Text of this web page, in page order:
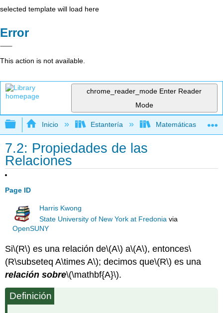
selected template will load here
Error
This action is not available.
chrome_reader_mode Enter Reader
Mode
Expandir/contraer jerarquía global
Inicio Estantería Matemáticas
7.2: Propiedades de las
Relaciones
Page ID
Harris Kwong
State University of New York at Fredonia via
OpenSUNY
Si\(R\) es una relación de\(A\) a\(A\), entonces\
(R\subseteq A\times A\); decimos que\(R\) es una
relación sobre\(\mathbf{A}\).
Definición